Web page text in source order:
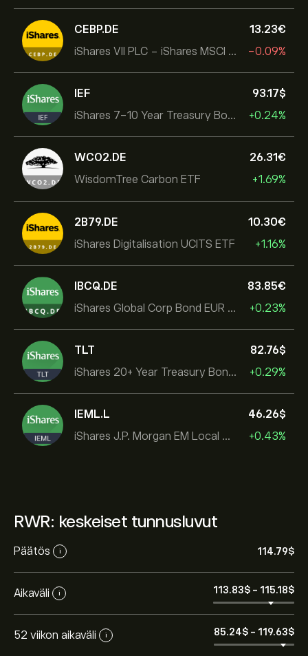
CEBP.DE
iShares VII PLC - iShares MSCI EMU USD Hedged UCITS ETF
13.23‎€‎
-0.09%
IEF
iShares 7-10 Year Treasury Bond ETF
93.17‎$‎
+0.24%
WCO2.DE
WisdomTree Carbon ETF
26.31‎€‎
+1.69%
2B79.DE
iShares Digitalisation UCITS ETF
10.30‎€‎
+1.16%
IBCQ.DE
iShares Global Corp Bond EUR Hedged UCITS ETF Dist
83.85‎€‎
+0.23%
TLT
iShares 20+ Year Treasury Bond ETF
82.76‎$‎
+0.29%
IEML.L
iShares J.P. Morgan EM Local Govt Bond UCITS ETF
46.26‎$‎
+0.43%
RWR: keskeiset tunnusluvut
Päätös i 114.79‎$‎
Aikaväli i 113.83‎$‎ - 115.18‎$‎
52 viikon aikaväli i 85.24‎$‎ - 119.63‎$‎